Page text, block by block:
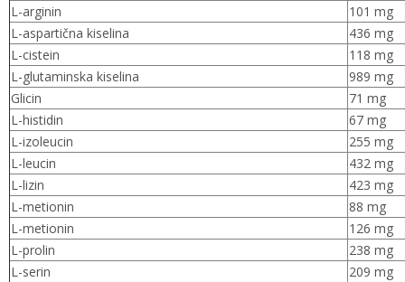
L-arginin
101 mg
L-aspartična kiselina
436 mg
L-cistein
118 mg
L-glutaminska kiselina
989 mg
Glicin
71 mg
L-histidin
67 mg
L-izoleucin
255 mg
L-leucin
432 mg
L-lizin
423 mg
L-metionin
88 mg
L-metionin
126 mg
L-prolin
238 mg
L-serin
209 mg